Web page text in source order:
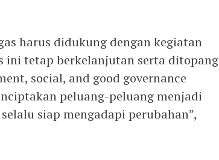
harus didukung dengan kegiatan
ini tetap berkelanjutan serta ditopang
social, and good governance
peluang-peluang menjadi
siap mengadapi perubahan”,